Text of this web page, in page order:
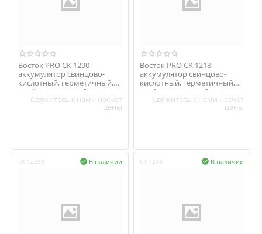
Восток PRO СК 1290
аккумулятор свинцово-
кислотный, герметичный,
необслуживаемый
Свяжитесь с нами насчёт
цены
Восток PRO СК 1218
аккумулятор свинцово-
кислотный, герметичный,
необслуживаемый
Свяжитесь с нами насчёт
цены
СК 12250 В наличии
 СК 1240 В наличии
